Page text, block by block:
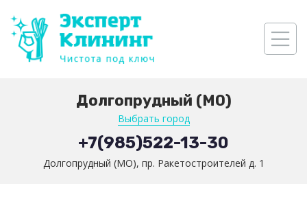
Долгопрудный (МО)
Выбрать город
+7(985)522-13-30
Долгопрудный (МО), пр. Ракетостроителей д. 1